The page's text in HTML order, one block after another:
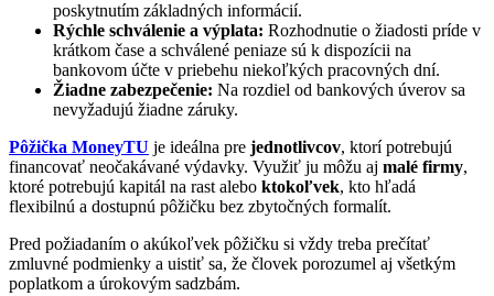
poskytnutím základných informácií.
Rýchle schválenie a výplata: Rozhodnutie o žiadosti príde v
krátkom čase a schválené peniaze sú k dispozícii na
bankovom účte v priebehu niekoľkých pracovných dní.
Žiadne zabezpečenie: Na rozdiel od bankových úverov sa
nevyžadujú žiadne záruky.
Pôžička MoneyTU je ideálna pre jednotlivcov, ktorí potrebujú
financovať neočakávané výdavky. Využiť ju môžu aj malé firmy,
ktoré potrebujú kapitál na rast alebo ktokoľvek, kto hľadá
flexibilnú a dostupnú pôžičku bez zbytočných formalít.
Pred požiadaním o akúkoľvek pôžičku si vždy treba prečítať
zmluvné podmienky a uistiť sa, že človek porozumel aj všetkým
poplatkom a úrokovým sadzbám.